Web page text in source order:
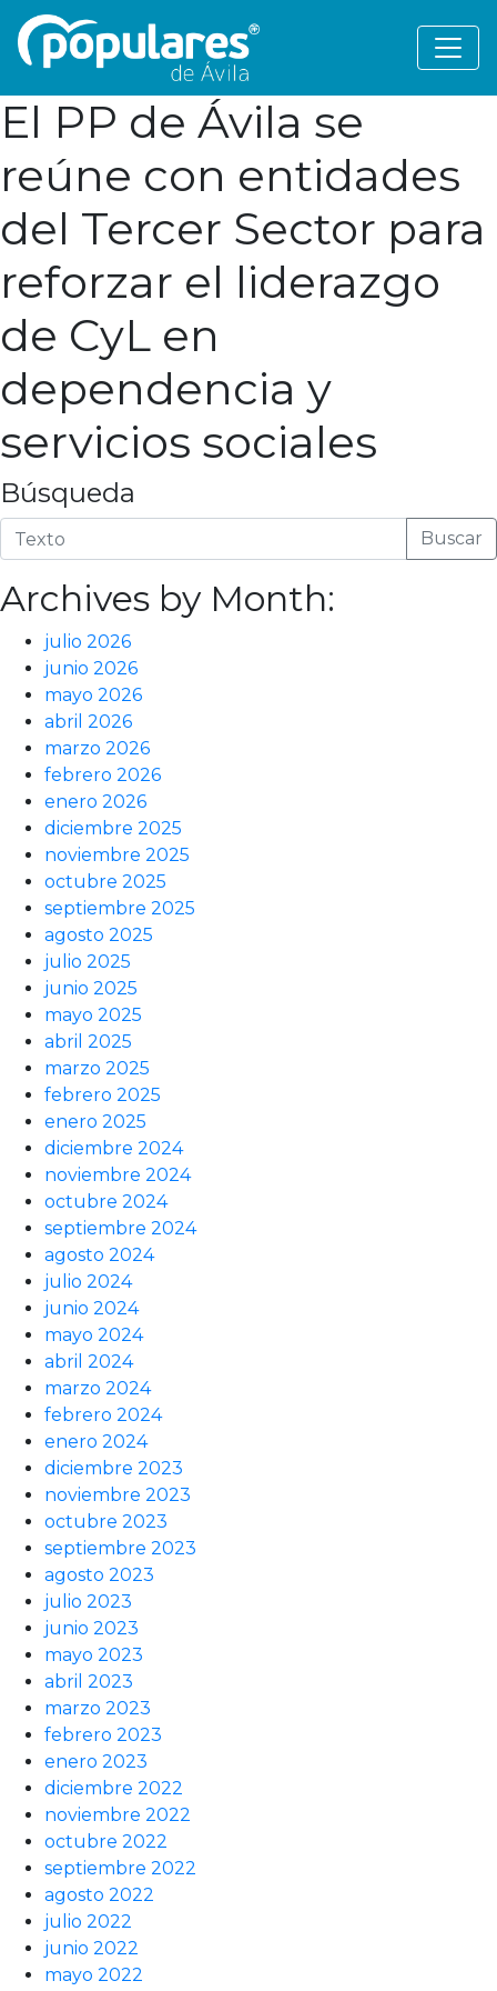
El PP de Ávila se
reúne con entidades
del Tercer Sector para
reforzar el liderazgo
de CyL en
dependencia y
servicios sociales
Búsqueda
Buscar
Archives by Month:
julio 2026
junio 2026
mayo 2026
abril 2026
marzo 2026
febrero 2026
enero 2026
diciembre 2025
noviembre 2025
octubre 2025
septiembre 2025
agosto 2025
julio 2025
junio 2025
mayo 2025
abril 2025
marzo 2025
febrero 2025
enero 2025
diciembre 2024
noviembre 2024
octubre 2024
septiembre 2024
agosto 2024
julio 2024
junio 2024
mayo 2024
abril 2024
marzo 2024
febrero 2024
enero 2024
diciembre 2023
noviembre 2023
octubre 2023
septiembre 2023
agosto 2023
julio 2023
junio 2023
mayo 2023
abril 2023
marzo 2023
febrero 2023
enero 2023
diciembre 2022
noviembre 2022
octubre 2022
septiembre 2022
agosto 2022
julio 2022
junio 2022
mayo 2022